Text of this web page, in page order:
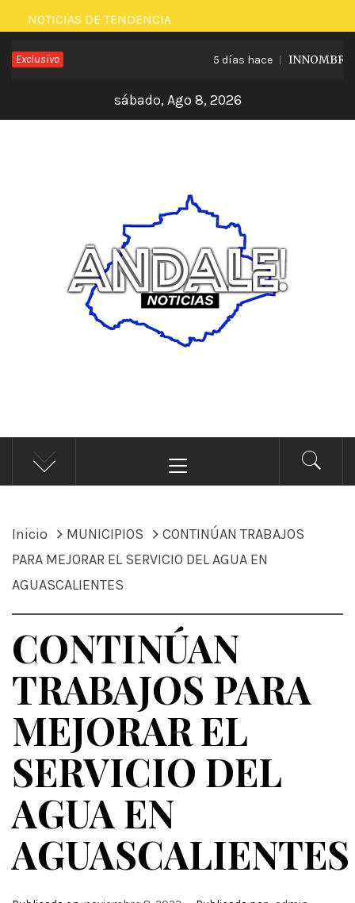
Saltar
al
contenido
NOTICIAS DE TENDENCIA
Exclusivo 5 días hace
sábado, Ago 8, 2026
ÁNDALE NOTICIAS
Noticias
principal
Inicio MUNICIPIOS
CONTINÚAN TRABAJOS
PARA MEJORAR EL SERVICIO DEL AGUA EN
AGUASCALIENTES
CONTINÚAN
TRABAJOS PARA
MEJORAR EL
SERVICIO DEL
AGUA EN
AGUASCALIENTES